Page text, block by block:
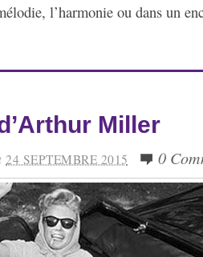
l’harmonie ou dans un
Miller
24 SEPTEMBRE 2015 0